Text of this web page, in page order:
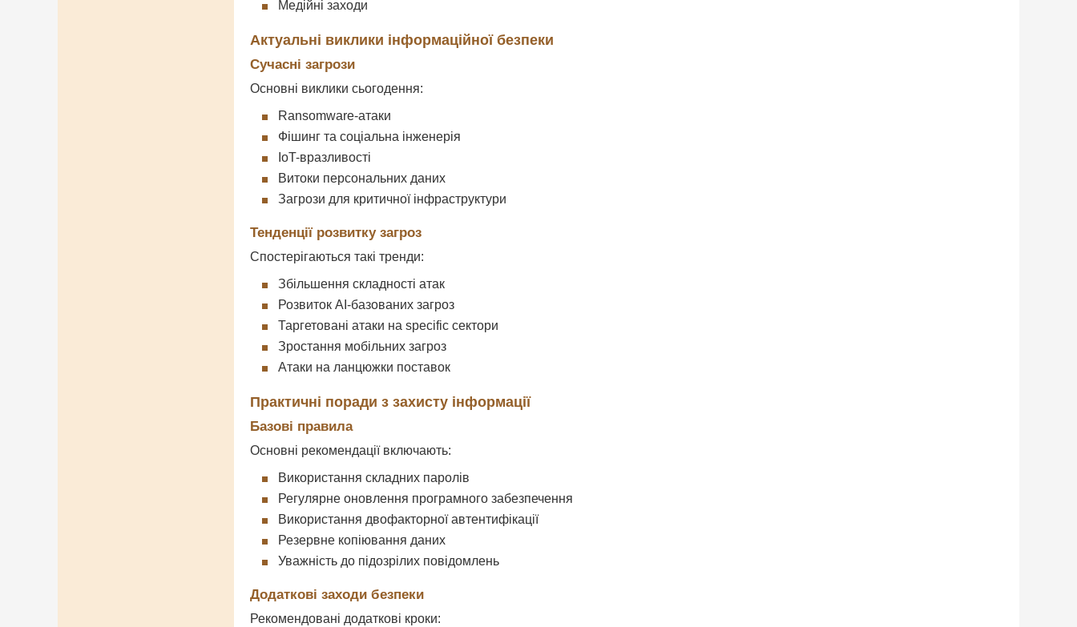
Медійні заходи
Актуальні виклики інформаційної безпеки
Сучасні загрози
Основні виклики сьогодення:
Ransomware-атаки
Фішинг та соціальна інженерія
IoT-вразливості
Витоки персональних даних
Загрози для критичної інфраструктури
Тенденції розвитку загроз
Спостерігаються такі тренди:
Збільшення складності атак
Розвиток AI-базованих загроз
Таргетовані атаки на specific сектори
Зростання мобільних загроз
Атаки на ланцюжки поставок
Практичні поради з захисту інформації
Базові правила
Основні рекомендації включають:
Використання складних паролів
Регулярне оновлення програмного забезпечення
Використання двофакторної автентифікації
Резервне копіювання даних
Уважність до підозрілих повідомлень
Додаткові заходи безпеки
Рекомендовані додаткові кроки: